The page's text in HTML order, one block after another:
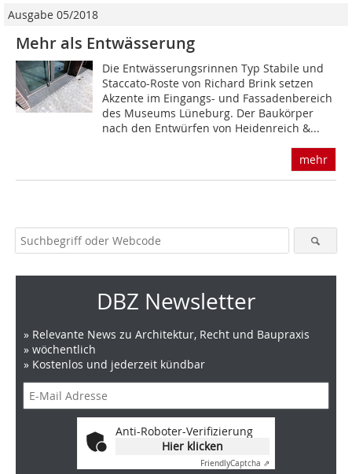
Ausgabe 05/2018
Mehr als Entwässerung
Die Entwässerungsrinnen Typ Stabile und
Staccato-Roste von Richard Brink setzen
Akzente im Eingangs- und Fassadenbereich
des Museums Lüneburg. Der Baukörper
nach den Entwürfen von Heidenreich &...
mehr
DBZ Newsletter
» Relevante News zu Architektur, Recht und Baupraxis
» wöchentlich
» Kostenlos und jederzeit kündbar
Anti-Roboter-Verifizierung
Hier klicken
FriendlyCaptcha ⇗